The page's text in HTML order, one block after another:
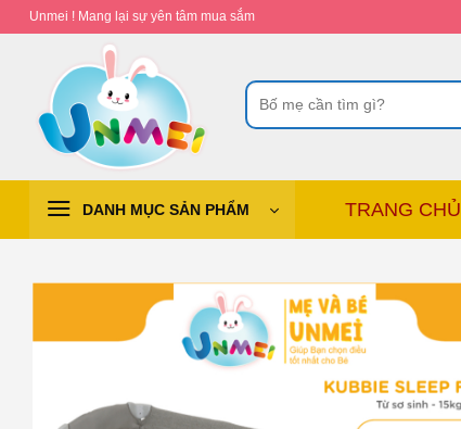
Chuyển
đến
Unmei ! Mang lại sự yên tâm mua sắm
Tìm
kiếm:
DANH MỤC SẢN PHẨM TRANG CHỦ